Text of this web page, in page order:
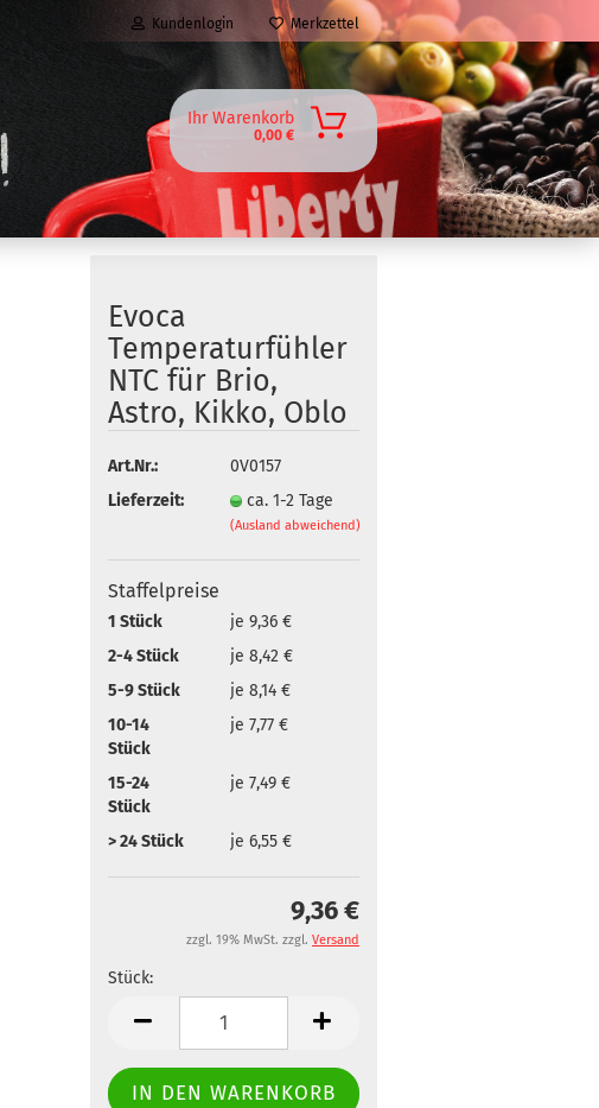
Kundenlogin Merkzettel
Ihr Warenkorb
0,00 €
Evoca
Temperaturfühler
NTC für Brio,
Astro, Kikko, Oblo
Art.Nr.:
0V0157
Lieferzeit:
ca. 1-2 Tage
(Ausland abweichend)
Staffelpreise
1 Stück
je 9,36 €
2-4 Stück
je 8,42 €
5-9 Stück
je 8,14 €
10-14
Stück
je 7,77 €
15-24
Stück
je 7,49 €
> 24 Stück je 6,55 €
9,36 €
zzgl. 19% MwSt. zzgl. Versand
Stück:
Stück